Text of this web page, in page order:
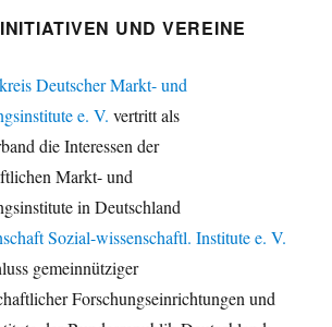
UND VEREINE
Deutscher Markt- und
e. V. vertritt als
die Interessen der
Markt- und
in Deutschland
Sozial-wissenschaftl. Institute e. V.
gemeinnütziger
Forschungseinrichtungen und